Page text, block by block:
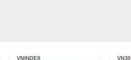
VNINDEX VN30